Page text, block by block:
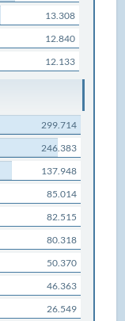
13.308
12.840
12.133
299.714
246.383
137.948
85.014
82.515
80.318
50.370
46.363
26.549